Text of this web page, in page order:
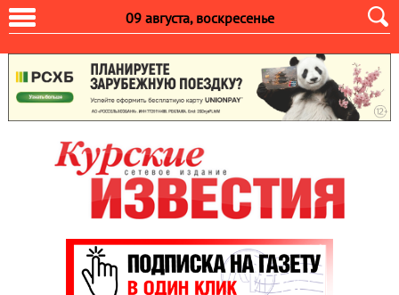
09 августа, воскресенье